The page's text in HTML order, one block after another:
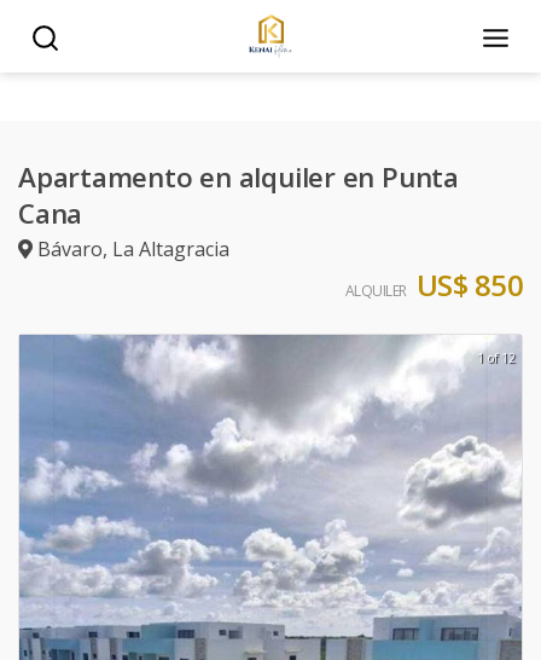
Apartamento en alquiler en Punta
Cana
Bávaro, La Altagracia
ALQUILER US$ 850
1 of 12